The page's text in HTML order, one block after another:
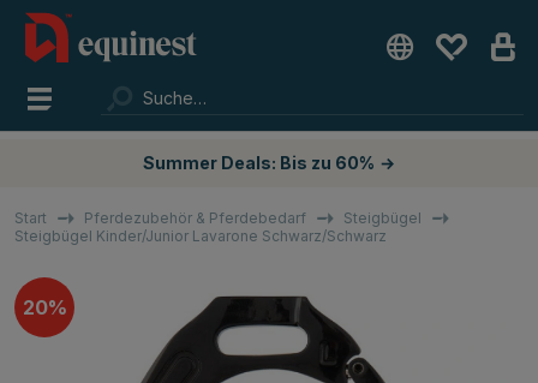
Summer Deals: Bis zu 60% →
Start Pferdezubehör & Pferdebedarf
Steigbügel
Steigbügel Kinder/Junior Lavarone Schwarz/Schwarz
20